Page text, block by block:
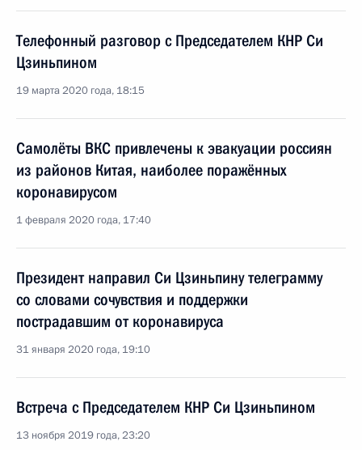
Телефонный разговор с Председателем КНР Си
Цзиньпином
19 марта 2020 года, 18:15
Самолёты ВКС привлечены к эвакуации россиян
из районов Китая, наиболее поражённых
коронавирусом
1 февраля 2020 года, 17:40
Президент направил Си Цзиньпину телеграмму
со словами сочувствия и поддержки
пострадавшим от коронавируса
31 января 2020 года, 19:10
Встреча с Председателем КНР Си Цзиньпином
13 ноября 2019 года, 23:20